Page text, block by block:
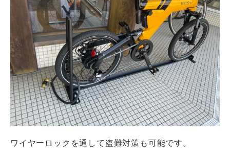
ワイヤーロックを通して盗難対策も可能です。